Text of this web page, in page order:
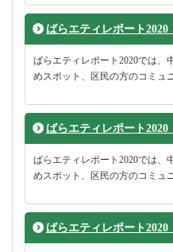
ばらエティレポート2020
ばらエティレポート2020では、
めスポット、区民の方のコミュ
ばらエティレポート2020
ばらエティレポート2020では、
めスポット、区民の方のコミュ
ばらエティレポート2020